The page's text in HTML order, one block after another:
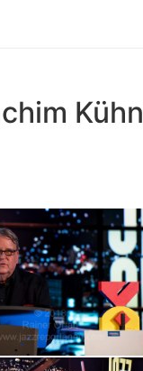
Kühn